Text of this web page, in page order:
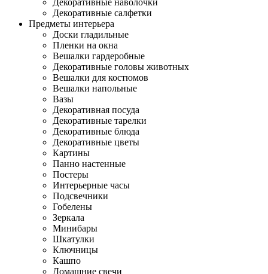
Декоративные наволочки
Декоративные салфетки
Предметы интерьера
Доски гладильные
Пленки на окна
Вешалки гардеробные
Декоративные головы животных
Вешалки для костюмов
Вешалки напольные
Вазы
Декоративная посуда
Декоративные тарелки
Декоративные блюда
Декоративные цветы
Картины
Панно настенные
Постеры
Интерьерные часы
Подсвечники
Гобелены
Зеркала
Минибары
Шкатулки
Ключницы
Кашпо
Домашние свечи